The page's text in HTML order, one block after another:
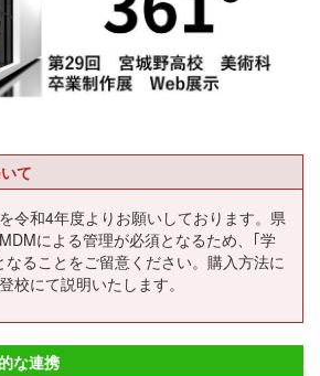
て
令和4年度よりお願いしております。県
による管理が必須となるため、｢学
ることをご留意ください。購入方法に
校にて説明いたします。
な連携